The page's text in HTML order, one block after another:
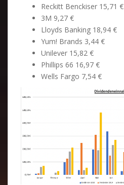
Reckitt Benckiser 15,71 €
3M 9,27 €
Lloyds Banking 18,94 €
Yum! Brands 3,44 €
Unilever 15,82 €
Phillips 66 16,97 €
Wells Fargo 7,54 €